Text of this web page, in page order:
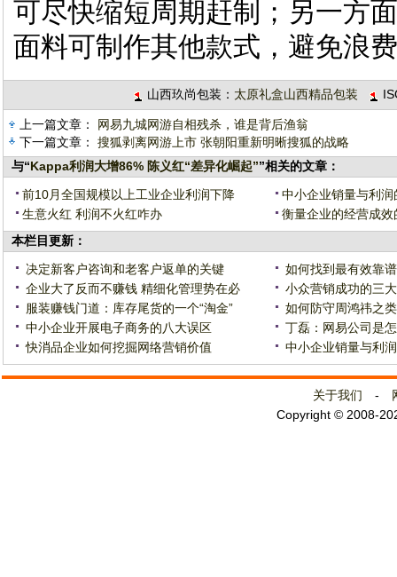
可尽快缩短周期赶制；另一方
面料可制作其他款式，避免浪
山西玖尚包装： 太原礼盒山西精品包装
上一篇文章： 网易九城网游自相残杀，谁是背后渔翁
下一篇文章： 搜狐剥离网游上市 张朝阳重新明晰搜狐的战略
与“Kappa利润大增86% 陈义红“差异化崛起””相关的文章：
前10月全国规模以上工业企业利润下降
中小企业销量与利润
生意火红 利润不火红咋办
衡量企业的经营成
本栏目更新：
决定新客户咨询和老客户返单的关键
如何找到最有效靠
企业大了反而不赚钱 精细化管理势在必
小众营销成功的三
服装赚钱门道：库存尾货的一个“淘金”
如何防守周鸿祎之
中小企业开展电子商务的八大误区
丁磊：网易公司是
快消品企业如何挖掘网络营销价值
中小企业销量与利
关于我们 -
Copyright © 2008-